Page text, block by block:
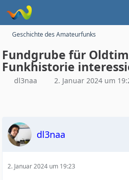
Geschichte des Amateurfunks
Fundgrube für
Funkhistorie
dl3naa 2. Januar 2024 um
dl3naa
2. Januar 2024 um 19:23